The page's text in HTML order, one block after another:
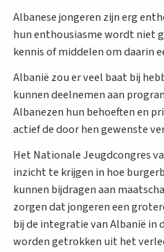
Albanese jongeren zijn erg
hun enthousiasme wordt niet
kennis of middelen om daarin
Albanië zou er veel baat bij
kunnen deelnemen aan
Albanezen hun behoeften en
actief de door hen gewenste
Het Nationale Jeugdcongres
inzicht te krijgen in hoe
kunnen bijdragen aan
zorgen dat jongeren een
bij de integratie van Albanië in
worden getrokken uit het